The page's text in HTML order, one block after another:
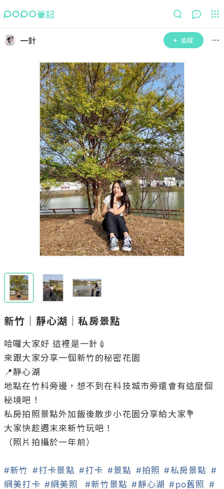
一針 追蹤
新竹｜靜心湖｜私房景點
哈囉大家好 這裡是一針💉
來跟大家分享一個新竹的秘密花園
📍靜心湖
地點在竹科旁邊，想不到在科技城市旁還會有這麼個
秘境吧！
私房拍照景點外加飯後散步小花園分享給大家💐
大家快趁週末來新竹玩吧！
（照片拍攝於一年前）
#新竹 #打卡景點 #打卡 #景點 #拍照 #私房景點 #
網美打卡 #網美照 #新竹景點 #靜心湖 #po舊照 #